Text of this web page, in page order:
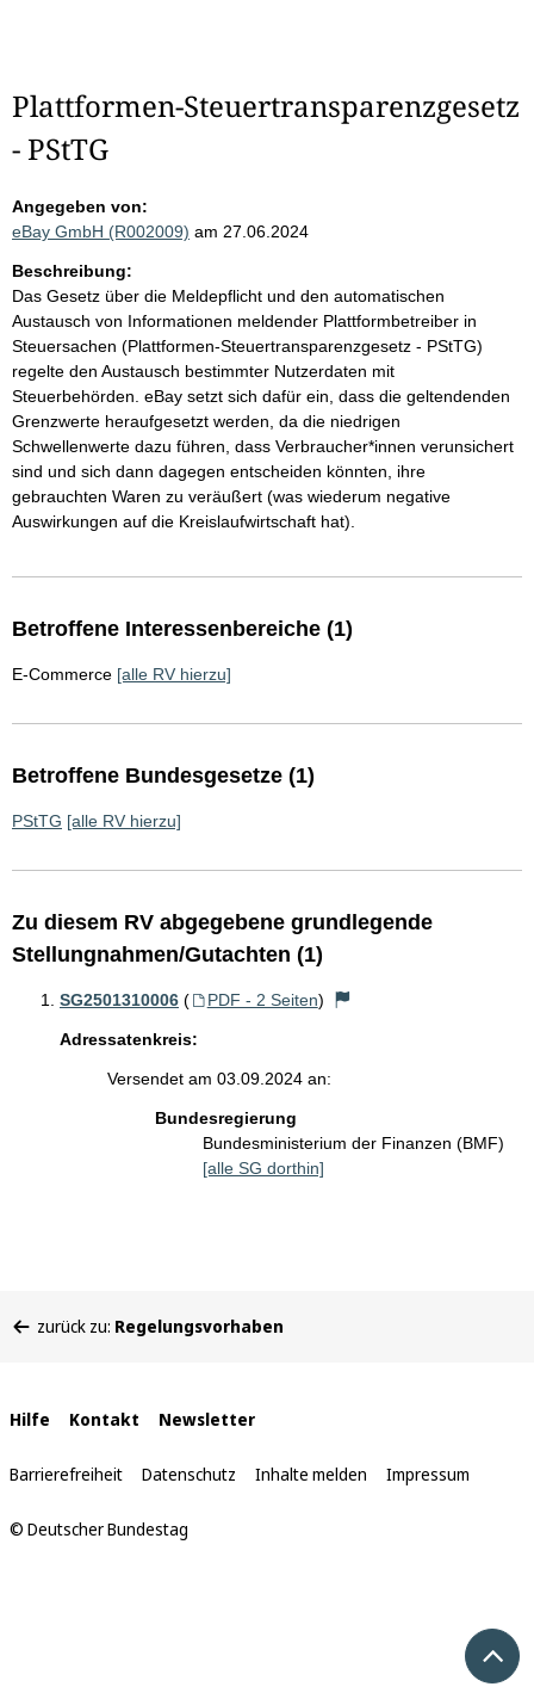
Plattformen-Steuertransparenzgesetz
- PStTG
Angegeben von:
eBay GmbH (R002009) am 27.06.2024
Beschreibung:
Das Gesetz über die Meldepflicht und den automatischen
Austausch von Informationen meldender Plattformbetreiber in
Steuersachen (Plattformen-Steuertransparenzgesetz - PStTG)
regelte den Austausch bestimmter Nutzerdaten mit
Steuerbehörden. eBay setzt sich dafür ein, dass die geltendenden
Grenzwerte heraufgesetzt werden, da die niedrigen
Schwellenwerte dazu führen, dass Verbraucher*innen verunsichert
sind und sich dann dagegen entscheiden könnten, ihre
gebrauchten Waren zu veräußert (was wiederum negative
Auswirkungen auf die Kreislaufwirtschaft hat).
Betroffene Interessenbereiche (1)
E-Commerce [alle RV hierzu]
Betroffene Bundesgesetze (1)
PStTG [alle RV hierzu]
Zu diesem RV abgegebene grundlegende
Stellungnahmen/Gutachten (1)
SG2501310006 ( PDF - 2 Seiten)
Adressatenkreis:
Versendet am 03.09.2024 an:
Bundesregierung
Bundesministerium der Finanzen (BMF)
[alle SG dorthin]
befinden
zurück zu: Regelungsvorhaben
Interne
Links
Hilfe Kontakt Newsletter
Barrierefreiheit Datenschutz Inhalte melden Impressum
© Deutscher Bundestag